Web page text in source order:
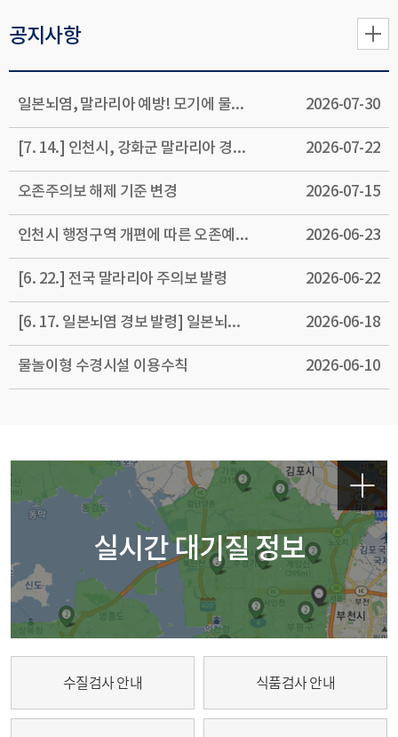
공지사항
일본뇌염, 말라리아 예방! 모기에 물리지 않는 게 최고!! 2026-07-30
[7. 14.] 인천시, 강화군 말라리아 경보 발령 2026-07-22
오존주의보 해제 기준 변경 2026-07-15
인천시 행정구역 개편에 따른 오존예보제 알림 수신지역 변경 2026-06-23
[6. 22.] 전국 말라리아 주의보 발령 2026-06-22
[6. 17. 일본뇌염 경보 발령] 일본뇌염 바이러스 검출, 전국 경보 발령 2026-06-18
물놀이형 수경시설 이용수칙 2026-06-10
실시간 대기질 정보
수질검사 안내 식품검사 안내